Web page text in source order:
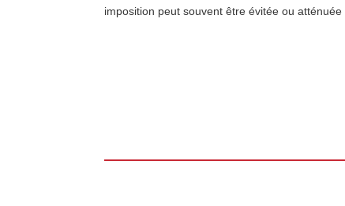
imposition peut souvent être évitée ou atténuée